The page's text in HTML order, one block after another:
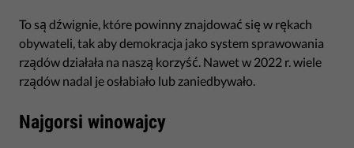
To są dźwignie, które powinny znajdować się w rękach
obywateli, tak aby demokracja jako system sprawowania
rządów działała na naszą korzyść. Nawet w 2022 r. wiele
rządów nadal je osłabiało lub zaniedbywało.
Najgorsi winowajcy